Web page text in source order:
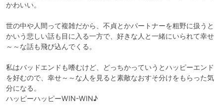
かわいい。
世の中や人間って複雑だから、不貞とかパートナーを粗野に扱うと
かいう悲しい話も目に入る一方で、好きな人と一緒にいられて幸せ
～～な話も飛び込んでくる。
私はバッドエンドも嗜むけど、どっちかっていうとハッピーエンド
を好むので、幸せ～～な人を見ると素敵なおすそ分けをもらった気
分になる。
ハッピーハッピーWIN-WIN♪